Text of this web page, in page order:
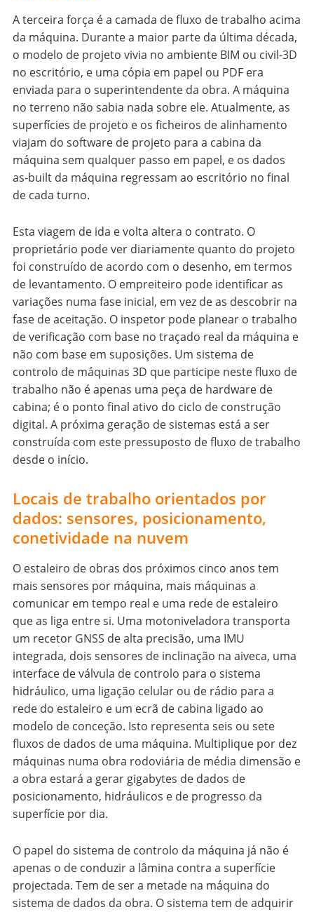
A terceira força é a camada de fluxo de trabalho acima
da máquina. Durante a maior parte da última década,
o modelo de projeto vivia no ambiente BIM ou civil-3D
no escritório, e uma cópia em papel ou PDF era
enviada para o superintendente da obra. A máquina
no terreno não sabia nada sobre ele. Atualmente, as
superfícies de projeto e os ficheiros de alinhamento
viajam do software de projeto para a cabina da
máquina sem qualquer passo em papel, e os dados
as-built da máquina regressam ao escritório no final
de cada turno.
Esta viagem de ida e volta altera o contrato. O
proprietário pode ver diariamente quanto do projeto
foi construído de acordo com o desenho, em termos
de levantamento. O empreiteiro pode identificar as
variações numa fase inicial, em vez de as descobrir na
fase de aceitação. O inspetor pode planear o trabalho
de verificação com base no traçado real da máquina e
não com base em suposições. Um sistema de
controlo de máquinas 3D que participe neste fluxo de
trabalho não é apenas uma peça de hardware de
cabina; é o ponto final ativo do ciclo de construção
digital. A próxima geração de sistemas está a ser
construída com este pressuposto de fluxo de trabalho
desde o início.
Locais de trabalho orientados por
dados: sensores, posicionamento,
conetividade na nuvem
O estaleiro de obras dos próximos cinco anos tem
mais sensores por máquina, mais máquinas a
comunicar em tempo real e uma rede de estaleiro
que as liga entre si. Uma motoniveladora transporta
um recetor GNSS de alta precisão, uma IMU
integrada, dois sensores de inclinação na aiveca, uma
interface de válvula de controlo para o sistema
hidráulico, uma ligação celular ou de rádio para a
rede do estaleiro e um ecrã de cabina ligado ao
modelo de conceção. Isto representa seis ou sete
fluxos de dados de uma máquina. Multiplique por dez
máquinas numa obra rodoviária de média dimensão e
a obra estará a gerar gigabytes de dados de
posicionamento, hidráulicos e de progresso da
superfície por dia.
O papel do sistema de controlo da máquina já não é
apenas o de conduzir a lâmina contra a superfície
projectada. Tem de ser a metade na máquina do
sistema de dados da obra. O sistema tem de adquirir